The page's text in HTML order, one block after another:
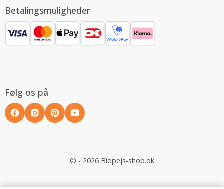
Betalingsmuligheder
Følg os på
© - 2026 Biopejs-shop.dk